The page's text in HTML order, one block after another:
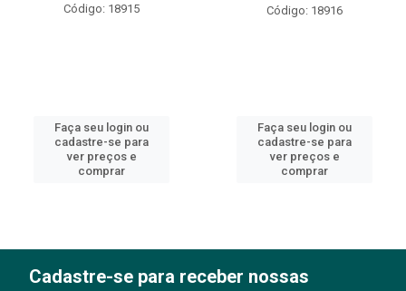
Código: 18915
Faça seu login ou
cadastre-se para
ver preços e
comprar
Código: 18916
Faça seu login ou
cadastre-se para
ver preços e
comprar
Cadastre-se para receber nossas